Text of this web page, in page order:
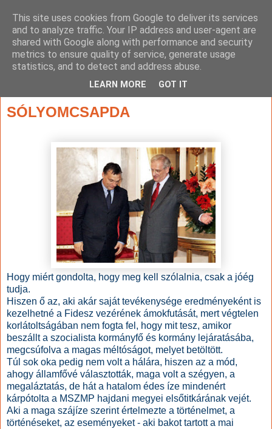
SÓLYOMCSAPDA
Hogy miért gondolta, hogy meg kell szólalnia, csak a jóég
tudja.
Hiszen ő az, aki akár saját tevékenysége eredményeként is
kezelhetné a Fidesz vezérének ámokfutását, mert végtelen
korlátoltságában nem fogta fel, hogy mit tesz, amikor
beszállt a szocialista kormányfő és kormány lejáratásába,
megcsúfolva a magas méltóságot, melyet betöltött.
Túl sok oka pedig nem volt a hálára, hiszen az a mód,
ahogy államfővé választották, maga volt a szégyen, a
megaláztatás, de hát a hatalom édes íze mindenért
kárpótolta a MSZMP hajdani megyei elsőtitkárának vejét.
Aki a maga szájíze szerint értelmezte a történelmet, a
történéseket, az eseményeket - aki bakot tartott a mai
This site uses cookies from Google to deliver its services
and to analyze traffic. Your IP address and user-agent are
shared with Google along with performance and security
metrics to ensure quality of service, generate usage
statistics, and to detect and address abuse.
LEARN MORE GOT IT